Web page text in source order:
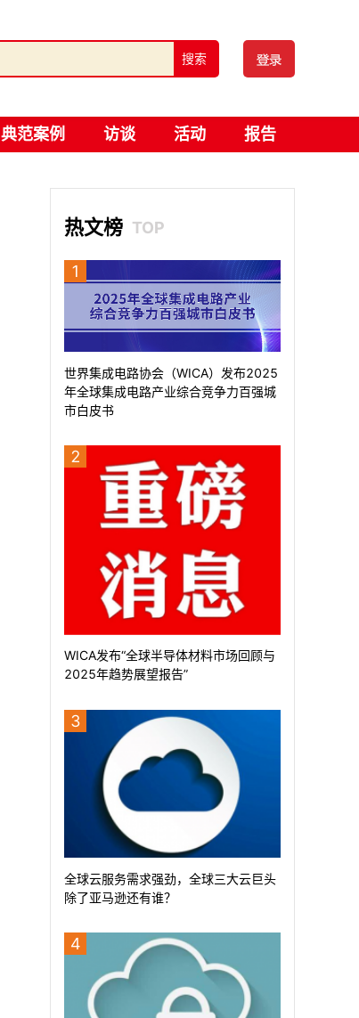
搜索
登录
典范案例 访谈 活动 报告
热文榜 TOP
1
世界集成电路协会（WICA）发布2025
年全球集成电路产业综合竞争力百强城
市白皮书
2
WICA发布“全球半导体材料市场回顾与
2025年趋势展望报告”
3
全球云服务需求强劲，全球三大云巨头
除了亚马逊还有谁？
4